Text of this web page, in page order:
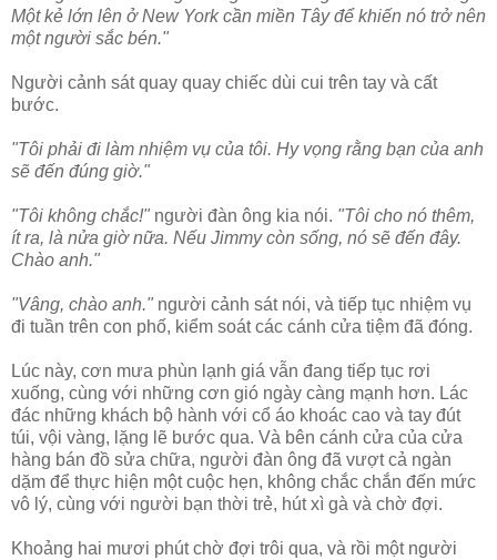
Một kẻ lớn lên ở New York cần miền Tây để khiến nó trở nên
một người sắc bén."
Người cảnh sát quay quay chiếc dùi cui trên tay và cất
bước.
"Tôi phải đi làm nhiệm vụ của tôi. Hy vọng rằng bạn của anh
sẽ đến đúng giờ."
"Tôi không chắc!" người đàn ông kia nói. "Tôi cho nó thêm,
ít ra, là nửa giờ nữa. Nếu Jimmy còn sống, nó sẽ đến đây.
Chào anh."
"Vâng, chào anh." người cảnh sát nói, và tiếp tục nhiệm vụ
đi tuần trên con phố, kiểm soát các cánh cửa tiệm đã đóng.
Lúc này, cơn mưa phùn lạnh giá vẫn đang tiếp tục rơi
xuống, cùng với những cơn gió ngày càng mạnh hơn. Lác
đác những khách bộ hành với cổ áo khoác cao và tay đút
túi, vội vàng, lặng lẽ bước qua. Và bên cánh cửa của cửa
hàng bán đồ sửa chữa, người đàn ông đã vượt cả ngàn
dặm để thực hiện một cuộc hẹn, không chắc chắn đến mức
vô lý, cùng với người bạn thời trẻ, hút xì gà và chờ đợi.
Khoảng hai mươi phút chờ đợi trôi qua, và rồi một người